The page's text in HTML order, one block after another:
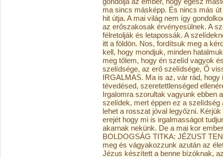
ma sincs másképp. És nincs más
hit útja. A mai világ nem így
az erőszakosak érvényesülnek. A
félretolják és letapossák. A
itt a földön. Nos, fordítsuk meg a
kell, hogy mondjuk, minden
meg tőlem, hogy én szelíd vagyok
szelídsége, az erő szelídsége, Ő
IRGALMAS. Ma is az, vár rád, hogy
tévedésed, szeretettlenséged
Irgalomra szorultak vagyunk ebben
szelídek, mert éppen ez a
lehet a rosszat jóval legyőzni.
erejét hogy mi is irgalmasságot
akarnak nekünk. De a mai kor
BOLDOGSÁG TITKA: JÉZUST
meg és vágyakozzunk azután az
Jézus készített a benne bízóknak,